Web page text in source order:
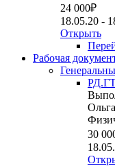
24 000₽
18.05.20 -
Открыть
Рабочая
30